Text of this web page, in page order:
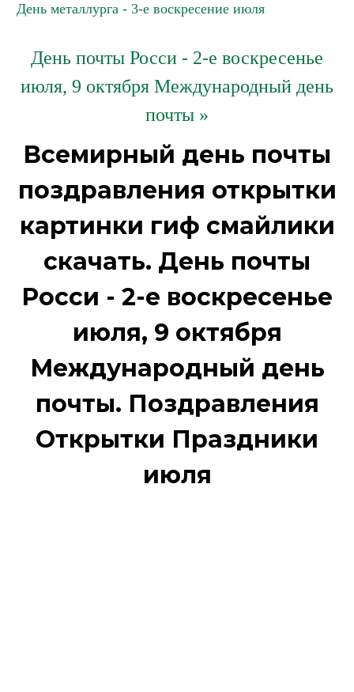
День металлурга - 3-е воскресение июля
День почты Росси - 2-е воскресенье
июля, 9 октября Международный день
почты »
Всемирный день почты
поздравления открытки
картинки гиф смайлики
скачать. День почты
Росси - 2-е воскресенье
июля, 9 октября
Международный день
почты. Поздравления
Открытки Праздники
июля